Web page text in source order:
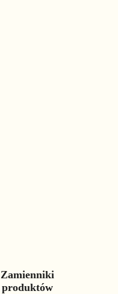
Zamienniki
produktów